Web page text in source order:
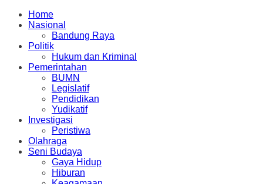
Home
Nasional
Bandung Raya
Politik
Hukum dan Kriminal
Pemerintahan
BUMN
Legislatif
Pendidikan
Yudikatif
Investigasi
Peristiwa
Olahraga
Seni Budaya
Gaya Hidup
Hiburan